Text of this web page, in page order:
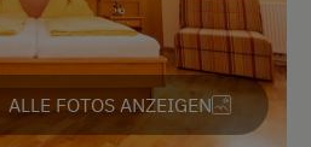
ALLE FOTOS ANZEIGEN